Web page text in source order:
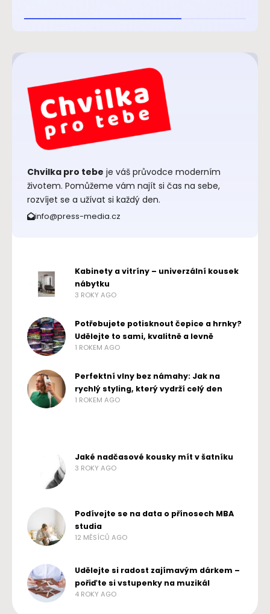
Chvilka pro tebe je váš průvodce moderním
životem. Pomůžeme vám najít si čas na sebe,
rozvíjet se a užívat si každý den.
info@press-media.cz
Kabinety a vitríny – univerzální kousek
nábytku
3 ROKY AGO
Potřebujete potisknout čepice a hrnky?
Udělejte to sami, kvalitně a levně
1 ROKEM AGO
Perfektní vlny bez námahy: Jak na
rychlý styling, který vydrží celý den
1 ROKEM AGO
Jaké nadčasové kousky mít v šatníku
3 ROKY AGO
Podívejte se na data o přínosech MBA
studia
12 MĚSÍCŮ AGO
Udělejte si radost zajímavým dárkem –
pořiďte si vstupenky na muzikál
4 ROKY AGO